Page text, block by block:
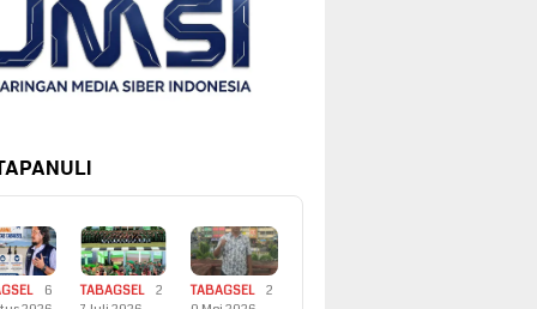
6
TABAGSEL
2
TABAGSEL
2